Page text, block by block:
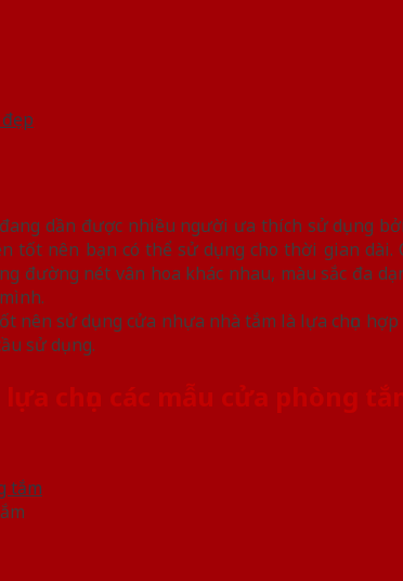
đang dần được nhiều người ưa thích sử dụng
tốt nên bạn có thể sử dụng cho thời gian
đường nét vân hoa khác nhau, màu sắc đa
nên sử dụng cửa nhựa nhà tắm là lựa chọn
sử dụng.
chọn các mẫu cửa phòng